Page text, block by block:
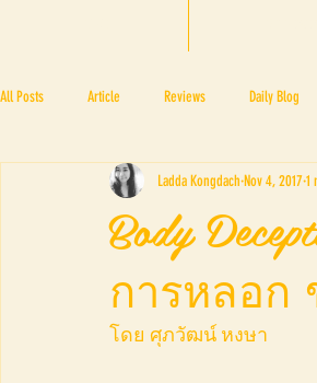
All Posts Article Reviews Daily Blog
BAPA BTF2017
Body
การหลอก
Ladda Kongdach Nov 4, 20171
โดย ศุภวัฒน์ หงษา